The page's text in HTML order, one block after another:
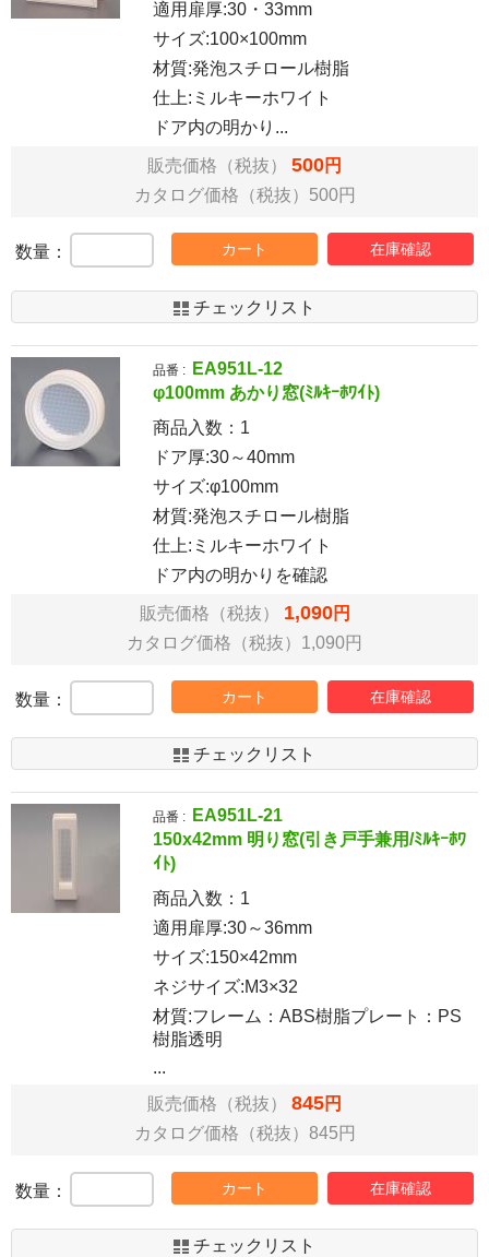
適用扉厚:30・33mm
サイズ:100×100mm
材質:発泡スチロール樹脂
仕上:ミルキーホワイト
ドア内の明かり...
販売価格（税抜） 500円
カタログ価格（税抜）500円
数量： カート 在庫確認
チェックリスト
品番 :
EA951L-12
φ100mm あかり窓(ﾐﾙｷｰﾎﾜｲﾄ)
商品入数： 1
ドア厚:30～40mm
サイズ:φ100mm
材質:発泡スチロール樹脂
仕上:ミルキーホワイト
ドア内の明かりを確認
販売価格（税抜） 1,090円
カタログ価格（税抜）1,090円
数量： カート 在庫確認
チェックリスト
品番 :
EA951L-21
150x42mm 明り窓(引き戸手兼用/ﾐﾙｷｰﾎﾜ
ｲﾄ)
商品入数： 1
適用扉厚:30～36mm
サイズ:150×42mm
ネジサイズ:M3×32
材質:フレーム：ABS樹脂プレート：PS
樹脂透明
...
販売価格（税抜） 845円
カタログ価格（税抜）845円
数量： カート 在庫確認
チェックリスト